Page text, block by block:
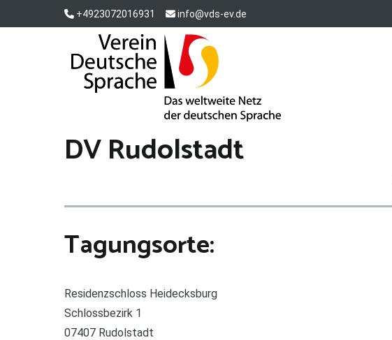
+4923072016931 info@vds-ev.de
Verein Deutsche Sprache e. V.
DV Rudolstadt
Tagungsorte:
Residenzschloss Heidecksburg
Schlossbezirk 1
07407 Rudolstadt